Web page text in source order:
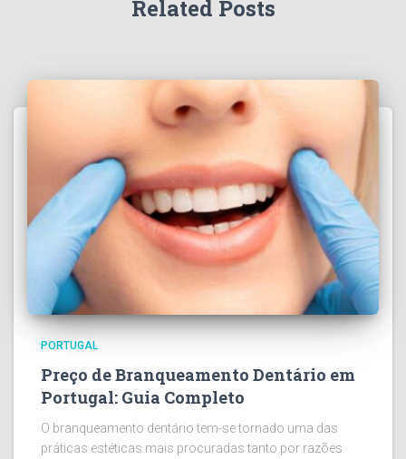
Related Posts
PORTUGAL
Preço de Branqueamento Dentário em
Portugal: Guia Completo
O branqueamento dentário tem-se tornado uma das
práticas estéticas mais procuradas tanto por razões